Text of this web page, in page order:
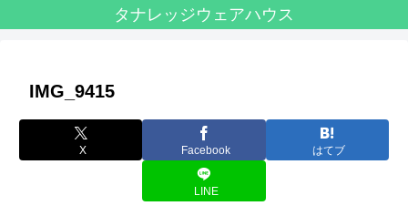
タナレッジウェアハウス
IMG_9415
X Facebook はてブ
LINE